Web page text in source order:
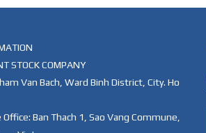
STOCK COMPANY
Van Bach, Ward Binh District, City. Ho
Ban Thach 1, Sao Vang Commune,